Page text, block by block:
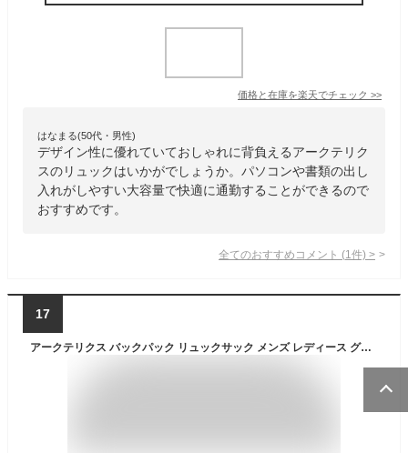
価格と在庫を楽天でチェック >>
はなまる(50代・男性)
デザイン性に優れていておしゃれに背負えるアークテリク
スのリュックはいかがでしょうか。パソコンや書類の出し
入れがしやすい大容量で快適に通勤することができるので
おすすめです。
全てのおすすめコメント (1 件) >
17
アークテリクス バックパック リュックサック メンズ レディース グランヴィル25バックパック ARC'TERYX X000010385 正規取扱品